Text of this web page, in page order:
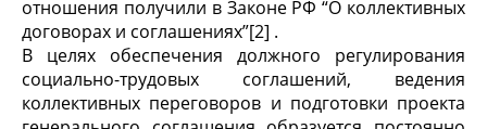
отношения получили в Законе РФ “О коллективных
договорах и соглашениях”[2] .
В целях обеспечения должного регулирования
социально-трудовых соглашений, ведения
коллективных переговоров и подготовки проекта